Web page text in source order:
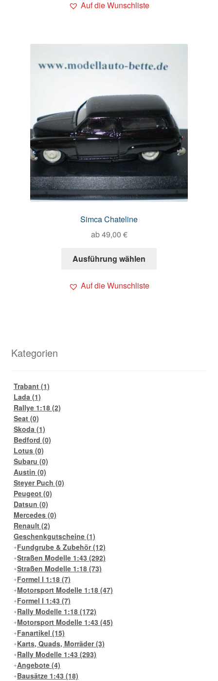
Auf die Wunschliste
Simca Chateline
ab49,00 €
Ausführung wählen
Auf die Wunschliste
Kategorien
Trabant (1)
Lada (1)
Rallye 1:18 (2)
Seat (0)
Skoda (1)
Bedford (0)
Lotus (0)
Subaru (0)
Austin (0)
Steyer Puch (0)
Peugeot (0)
Datsun (0)
Mercedes (0)
Renault (2)
Geschenkgutscheine (1)
Fundgrube & Zubehör(12)
Straßen Modelle 1:43(292)
Straßen Modelle 1:18(73)
Formel I 1:18(7)
Motorsport Modelle 1:18(47)
Formel I 1:43(7)
Rally Modelle 1:18(172)
Motorsport Modelle 1:43(45)
Fanartikel(15)
Karts, Quads, Morräder(3)
Rally Modelle 1:43(293)
Angebote(4)
Bausätze 1:43(18)